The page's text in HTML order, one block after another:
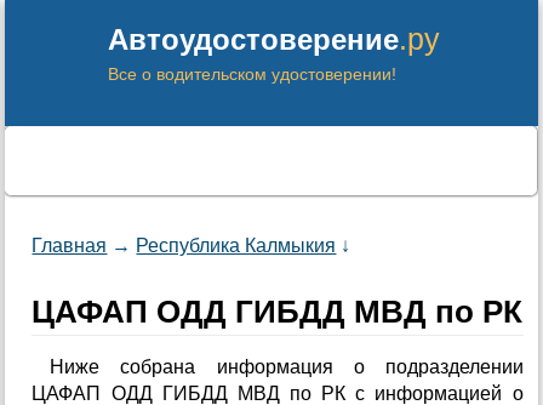
Автоудостоверение.ру
Все о водительском удостоверении!
Главная → Республика Калмыкия ↓
ЦАФАП ОДД ГИБДД МВД по РК
Ниже собрана информация о подразделении
ЦАФАП ОДД ГИБДД МВД по РК с информацией о